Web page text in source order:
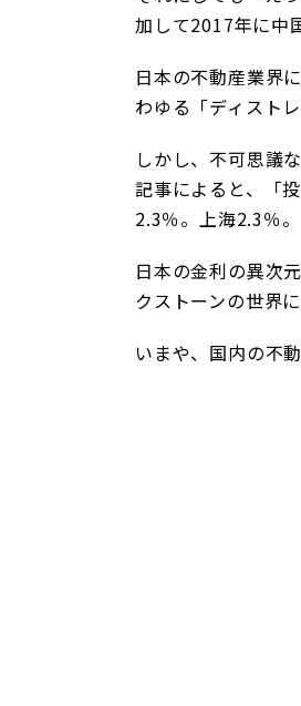
加して2017年に中
日本の不動産業界
わゆる「ディスト
しかし、不可思議
記事によると、「
2.3％。上海2.3％
日本の金利の異次
クストーンの世界
いまや、国内の不